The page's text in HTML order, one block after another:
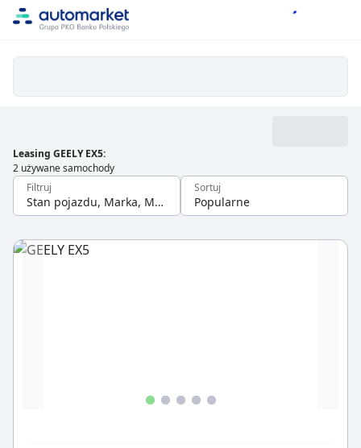
Leasing GEELY EX5:
2 używane samochody
Filtruj
Stan pojazdu, Marka, Model
Sortuj
Popularne